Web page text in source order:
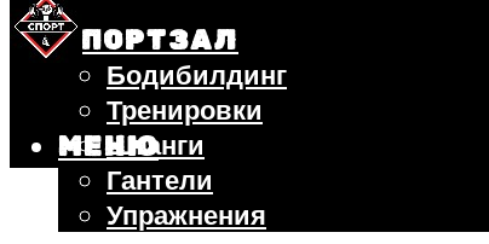
СПОРТЗАЛ
Бодибилдинг
Тренировки
Штанги
Гантели
Упражнения
МЕНЮ